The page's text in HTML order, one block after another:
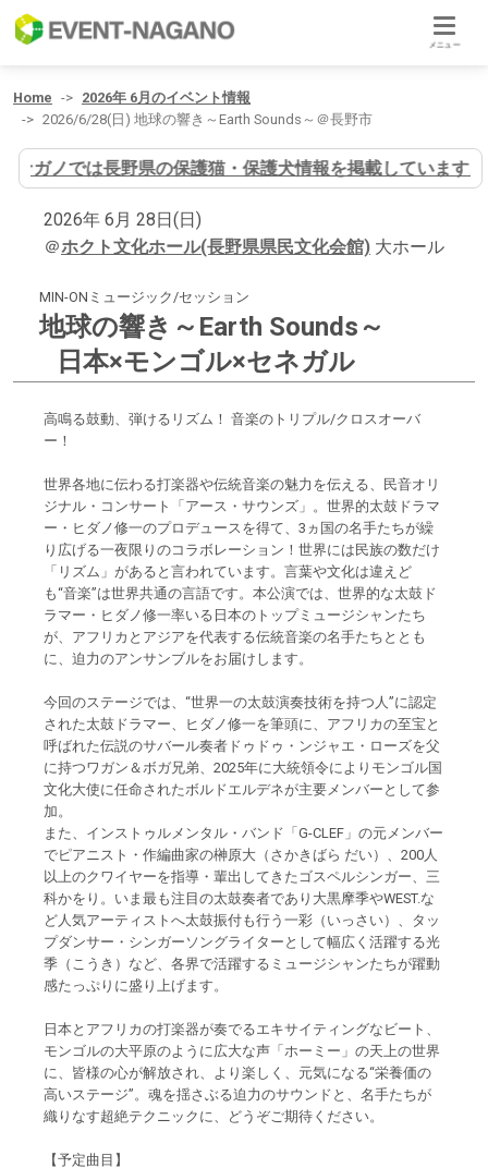
メニュー
Home
2026年 6月のイベント情報
2026/6/28(日) 地球の響き～Earth Sounds～＠長野市
ナガノでは長野県の保護猫・保護犬情報を掲載しています
2026年 6月 28日(日)
＠ホクト文化ホール(長野県県民文化会館) 大ホール
MIN-ONミュージック/セッション
地球の響き～Earth Sounds～
日本×モンゴル×セネガル
高鳴る鼓動、弾けるリズム！ 音楽のトリプル/クロスオーバ
ー！
世界各地に伝わる打楽器や伝統音楽の魅力を伝える、民音オリ
ジナル・コンサート「アース・サウンズ」。世界的太鼓ドラマ
ー・ヒダノ修一のプロデュースを得て、3ヵ国の名手たちが繰
り広げる一夜限りのコラボレーション！世界には民族の数だけ
「リズム」があると言われています。言葉や文化は違えど
も“音楽”は世界共通の言語です。本公演では、世界的な太鼓ド
ラマー・ヒダノ修一率いる日本のトップミュージシャンたち
が、アフリカとアジアを代表する伝統音楽の名手たちととも
に、迫力のアンサンブルをお届けします。
今回のステージでは、“世界一の太鼓演奏技術を持つ人”に認定
された太鼓ドラマー、ヒダノ修一を筆頭に、アフリカの至宝と
呼ばれた伝説のサバール奏者ドゥドゥ・ンジャエ・ローズを父
に持つワガン＆ボガ兄弟、2025年に大統領令によりモンゴル国
文化大使に任命されたボルドエルデネが主要メンバーとして参
加。
また、インストゥルメンタル・バンド「G-CLEF」の元メンバー
でピアニスト・作編曲家の榊原大（さかきばら だい）、200人
以上のクワイヤーを指導・輩出してきたゴスペルシンガー、三
科かをり。いま最も注目の太鼓奏者であり大黒摩季やWEST.な
ど人気アーティストへ太鼓振付も行う一彩（いっさい）、タッ
プダンサー・シンガーソングライターとして幅広く活躍する光
季（こうき）など、各界で活躍するミュージシャンたちが躍動
感たっぷりに盛り上げます。
日本とアフリカの打楽器が奏でるエキサイティングなビート、
モンゴルの大平原のように広大な声「ホーミー」の天上の世界
に、皆様の心が解放され、より楽しく、元気になる“栄養価の
高いステージ”。魂を揺さぶる迫力のサウンドと、名手たちが
織りなす超絶テクニックに、どうぞご期待ください。
【予定曲目】